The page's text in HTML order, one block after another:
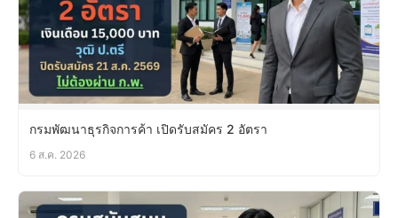
กรมพัฒนาธุรกิจการค้า เปิดรับสมัคร 2 อัตรา
6 ส.ค. 2026